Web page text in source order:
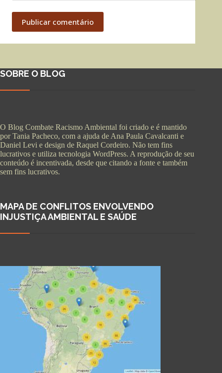
Publicar comentário
SOBRE O BLOG
O Blog Combate Racismo Ambiental foi criado e é mantido
por Tania Pacheco, com a ajuda de Ana Paula Cavalcanti e
Daniel Levi e design de Raquel Cordeiro. Não tem fins
lucrativos e utiliza tecnologia WordPress. A reprodução de seu
conteúdo é incentivada, desde que citando a fonte e também
sem fins lucrativos.
MAPA DE CONFLITOS ENVOLVENDO
INJUSTIÇA AMBIENTAL E SAÚDE